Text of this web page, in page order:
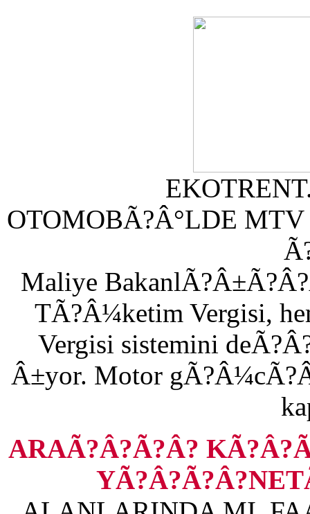
OTOMOBÃ?Â°LDE
Maliye
TÃ?Â¼ketim Vergisi,
Vergisi sistemini
Â±yor. Motor
ARAÃ?Â?Ã?Â?